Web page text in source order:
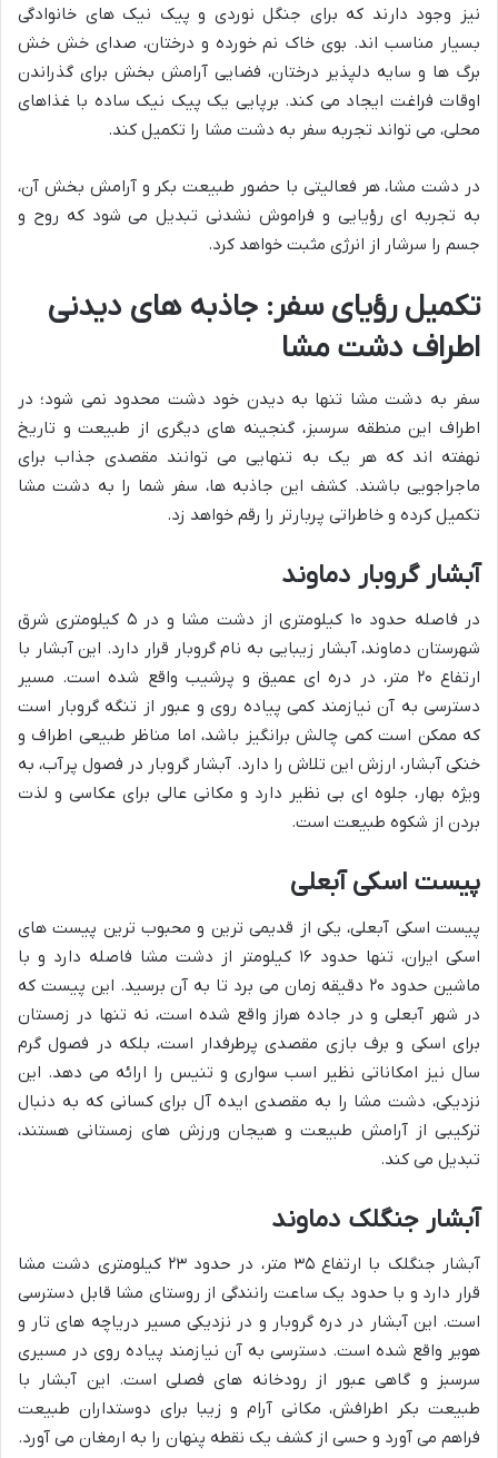
نیز وجود دارند که برای جنگل نوردی و پیک نیک های خانوادگی
بسیار مناسب اند. بوی خاک نم خورده و درختان، صدای خش خش
برگ ها و سایه دلپذیر درختان، فضایی آرامش بخش برای گذراندن
اوقات فراغت ایجاد می کند. برپایی یک پیک نیک ساده با غذاهای
محلی، می تواند تجربه سفر به دشت مشا را تکمیل کند.
در دشت مشا، هر فعالیتی با حضور طبیعت بکر و آرامش بخش آن،
به تجربه ای رؤیایی و فراموش نشدنی تبدیل می شود که روح و
جسم را سرشار از انرژی مثبت خواهد کرد.
تکمیل رؤیای سفر: جاذبه های دیدنی
اطراف دشت مشا
سفر به دشت مشا تنها به دیدن خود دشت محدود نمی شود؛ در
اطراف این منطقه سرسبز، گنجینه های دیگری از طبیعت و تاریخ
نهفته اند که هر یک به تنهایی می توانند مقصدی جذاب برای
ماجراجویی باشند. کشف این جاذبه ها، سفر شما را به دشت مشا
تکمیل کرده و خاطراتی پربارتر را رقم خواهد زد.
آبشار گروبار دماوند
در فاصله حدود ۱۰ کیلومتری از دشت مشا و در ۵ کیلومتری شرق
شهرستان دماوند، آبشار زیبایی به نام گروبار قرار دارد. این آبشار با
ارتفاع ۲۰ متر، در دره ای عمیق و پرشیب واقع شده است. مسیر
دسترسی به آن نیازمند کمی پیاده روی و عبور از تنگه گروبار است
که ممکن است کمی چالش برانگیز باشد، اما مناظر طبیعی اطراف و
خنکی آبشار، ارزش این تلاش را دارد. آبشار گروبار در فصول پرآب، به
ویژه بهار، جلوه ای بی نظیر دارد و مکانی عالی برای عکاسی و لذت
بردن از شکوه طبیعت است.
پیست اسکی آبعلی
پیست اسکی آبعلی، یکی از قدیمی ترین و محبوب ترین پیست های
اسکی ایران، تنها حدود ۱۶ کیلومتر از دشت مشا فاصله دارد و با
ماشین حدود ۲۰ دقیقه زمان می برد تا به آن برسید. این پیست که
در شهر آبعلی و در جاده هراز واقع شده است، نه تنها در زمستان
برای اسکی و برف بازی مقصدی پرطرفدار است، بلکه در فصول گرم
سال نیز امکاناتی نظیر اسب سواری و تنیس را ارائه می دهد. این
نزدیکی، دشت مشا را به مقصدی ایده آل برای کسانی که به دنبال
ترکیبی از آرامش طبیعت و هیجان ورزش های زمستانی هستند،
تبدیل می کند.
آبشار جنگلک دماوند
آبشار جنگلک با ارتفاع ۳۵ متر، در حدود ۲۳ کیلومتری دشت مشا
قرار دارد و با حدود یک ساعت رانندگی از روستای مشا قابل دسترسی
است. این آبشار در دره گروبار و در نزدیکی مسیر دریاچه های تار و
هویر واقع شده است. دسترسی به آن نیازمند پیاده روی در مسیری
سرسبز و گاهی عبور از رودخانه های فصلی است. این آبشار با
طبیعت بکر اطرافش، مکانی آرام و زیبا برای دوستداران طبیعت
فراهم می آورد و حسی از کشف یک نقطه پنهان را به ارمغان می آورد.